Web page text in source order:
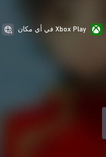
Xbox Play في أي مكان